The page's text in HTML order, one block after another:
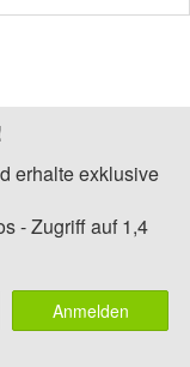
erhalte exklusive
- Zugriff auf 1,4
Anmelden